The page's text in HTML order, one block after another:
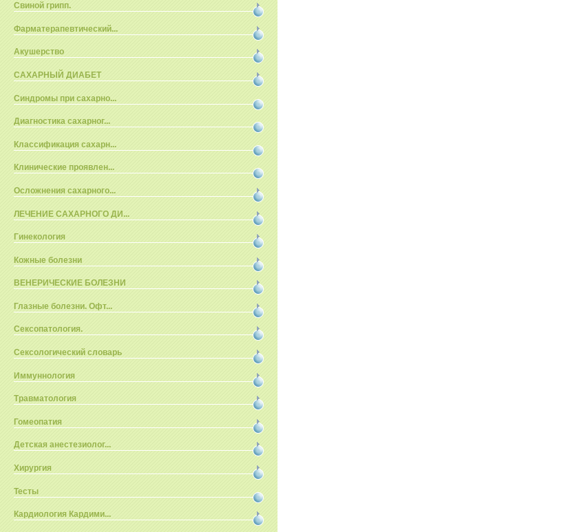
Свиной грипп.
Фарматерапевтический...
Акушерство
САХАРНЫЙ ДИАБЕТ
Синдромы при сахарно...
Диагностика сахарног...
Классификация сахарн...
Клинические проявлен...
Осложнения сахарного...
ЛЕЧЕНИЕ САХАРНОГО ДИ...
Гинекология
Кожные болезни
ВЕНЕРИЧЕСКИЕ БОЛЕЗНИ
Глазные болезни. Офт...
Сексопатология.
Сексологический словарь
Иммуннология
Травматология
Гомеопатия
Детская анестезиолог...
Хирургия
Тесты
Кардиология Кардими...